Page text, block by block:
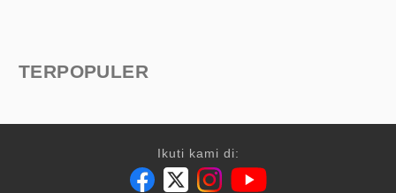
TERPOPULER
Ikuti kami di: